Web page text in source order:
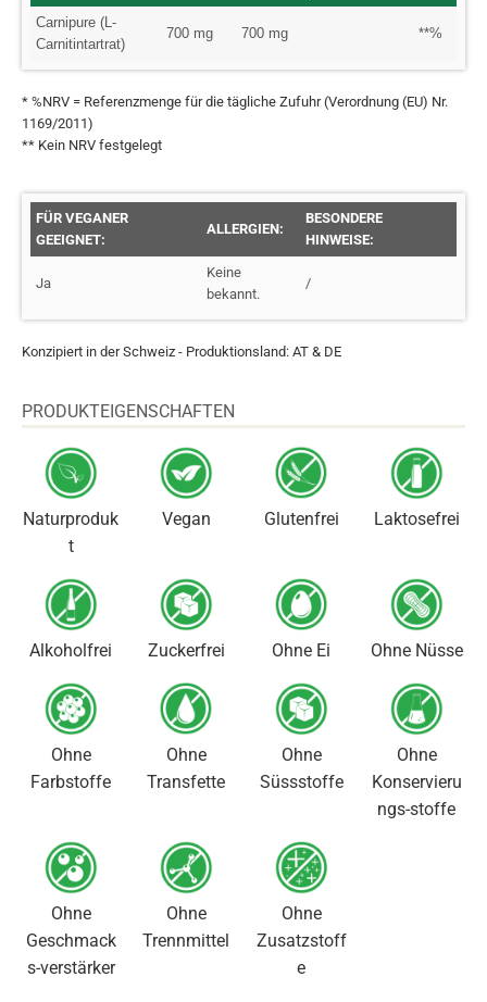
Carnipure (L-
Carnitintartrat)
700 mg 700 mg **%
* %NRV = Referenzmenge für die tägliche Zufuhr (Verordnung (EU) Nr.
1169/2011)
** Kein NRV festgelegt
FÜR VEGANER
GEEIGNET:
ALLERGIEN:
BESONDERE
HINWEISE:
Ja
Keine
bekannt.
/
Konzipiert in der Schweiz - Produktionsland: AT & DE
PRODUKTEIGENSCHAFTEN
Naturproduk
t
Vegan Glutenfrei Laktosefrei
Alkoholfrei Zuckerfrei Ohne Ei Ohne Nüsse
Ohne
Farbstoffe
Ohne
Transfette
Ohne
Süssstoffe
Ohne
Konservieru
ngs-stoffe
Ohne
Geschmack
s-verstärker
Ohne
Trennmittel
Ohne
Zusatzstoff
e